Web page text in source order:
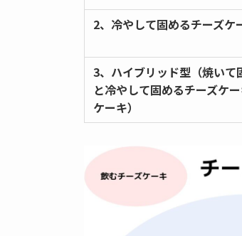
2、冷やして固めるチーズケ
3、ハイブリッド型（焼いて
と冷やして固めるチーズケ
ケーキ）